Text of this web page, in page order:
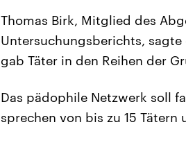
Thomas Birk, Mitglied des
Untersuchungsberichts, sagte
gab Täter in den Reihen der
Das pädophile Netzwerk soll
sprechen von bis zu 15 Tätern